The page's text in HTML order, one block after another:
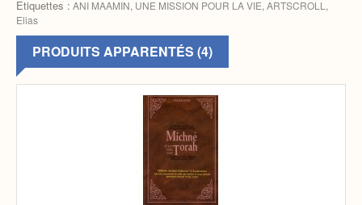
Etiquettes : ANI MAAMIN, UNE MISSION POUR LA VIE, ARTSCROLL ,
Elias
PRODUITS APPARENTÉS (4)